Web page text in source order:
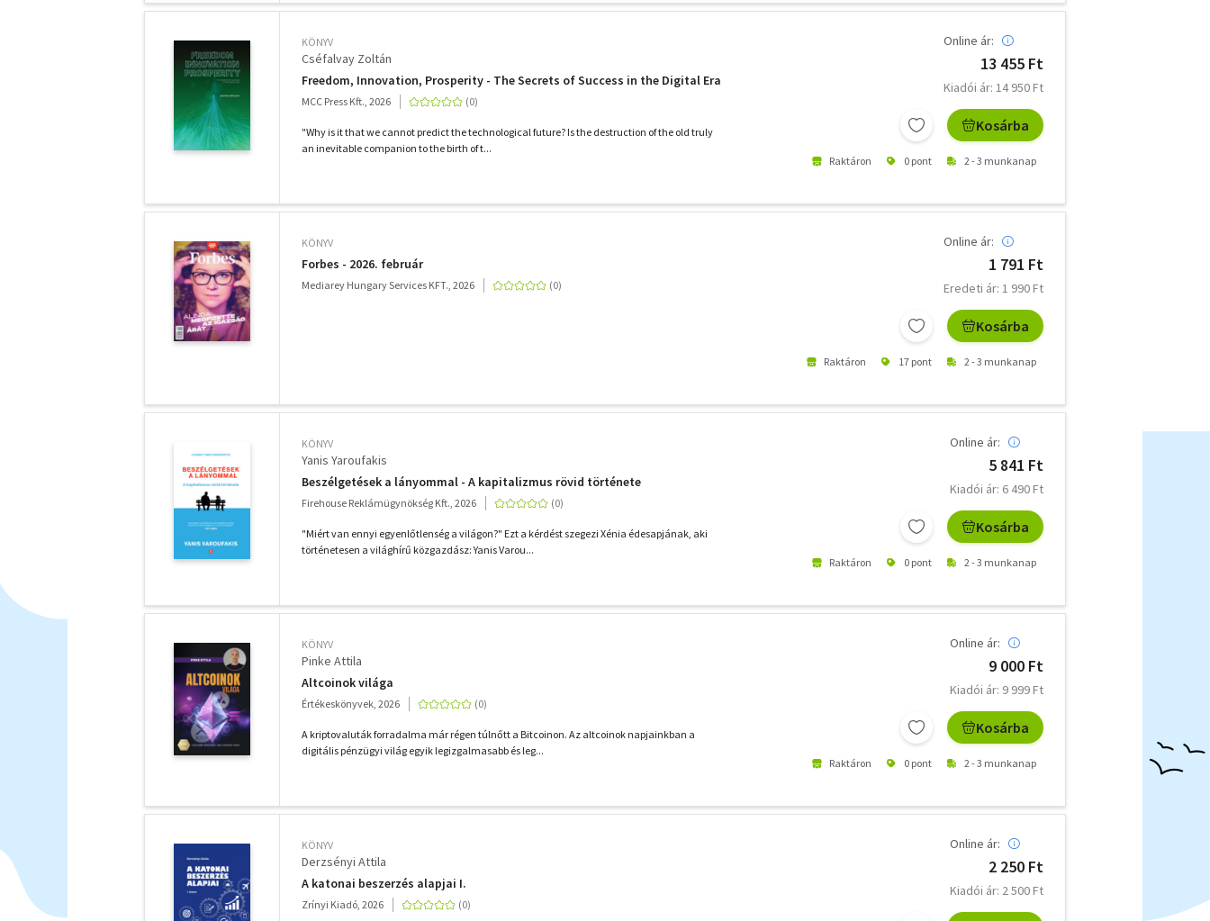
KÖNYV
Cséfalvay Zoltán
Freedom, Innovation, Prosperity - The Secrets of Success in the Digital Era
MCC Press Kft., 2026
"Why is it that we cannot predict the technological future? Is the destruction of the old truly
an inevitable companion to the birth of t...
Online ár:
13 455 Ft
Kiadói ár: 14 950 Ft
Kosárba
Raktáron 0 pont 2 - 3 munkanap
KÖNYV
Forbes - 2026. február
Mediarey Hungary Services KFT., 2026
Online ár:
1 791 Ft
Eredeti ár: 1 990 Ft
Kosárba
Raktáron 17 pont 2 - 3 munkanap
KÖNYV
Yanis Yaroufakis
Beszélgetések a lányommal - A kapitalizmus rövid története
Firehouse Reklámügynökség Kft., 2026
"Miért van ennyi egyenlőtlenség a világon?" Ezt a kérdést szegezi Xénia édesapjának, aki
történetesen a világhírű közgazdász: Yanis Varou...
Online ár:
5 841 Ft
Kiadói ár: 6 490 Ft
Kosárba
Raktáron 0 pont 2 - 3 munkanap
KÖNYV
Pinke Attila
Altcoinok világa
Értékeskönyvek, 2026
A kriptovaluták forradalma már régen túlnőtt a Bitcoinon. Az altcoinok napjainkban a
digitális pénzügyi világ egyik legizgalmasabb és leg...
Online ár:
9 000 Ft
Kiadói ár: 9 999 Ft
Kosárba
Raktáron 0 pont 2 - 3 munkanap
KÖNYV
Derzsényi Attila
A katonai beszerzés alapjai I.
Zrínyi Kiadó, 2026
Online ár:
2 250 Ft
Kiadói ár: 2 500 Ft